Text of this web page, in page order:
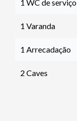
1 WC de serviço
1 Varanda
1 Arrecadação
2 Caves